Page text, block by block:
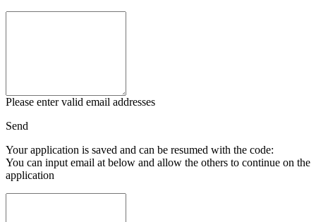
Please enter valid email addresses
Send
Your application is saved and can be resumed with the code:
You can input email at below and allow the others to continue on the
application